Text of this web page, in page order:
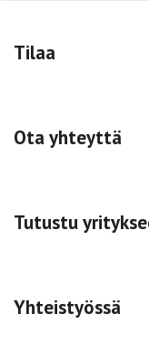
Tilaa
Ota yhteyttä
Tutustu
Yhteistyössä